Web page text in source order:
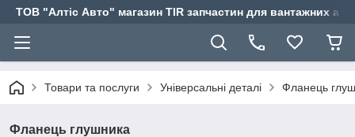
ТОВ "Алтіс Авто" магазин TIR запчастин для вантажних
Товари та послуги Універсальні деталі Фланець
Фланець глушника